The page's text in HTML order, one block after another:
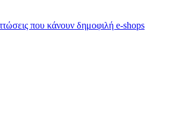
που κάνουν δημοφιλή e-shops